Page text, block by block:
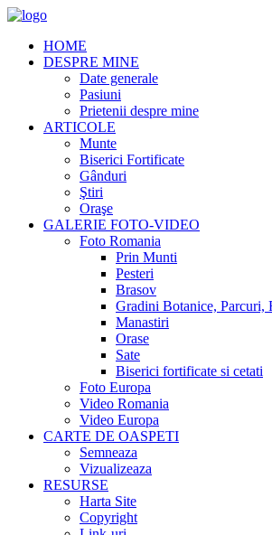
HOME
DESPRE MINE
Date generale
Pasiuni
Prietenii despre mine
ARTICOLE
Munte
Biserici Fortificate
Gânduri
Ştiri
Oraşe
GALERIE FOTO-VIDEO
Foto Romania
Prin Munti
Pesteri
Brasov
Gradini Botanice, Parcuri,
Manastiri
Orase
Sate
Biserici fortificate si cetati
Foto Europa
Video Romania
Video Europa
CARTE DE OASPETI
Semneaza
Vizualizeaza
RESURSE
Harta Site
Copyright